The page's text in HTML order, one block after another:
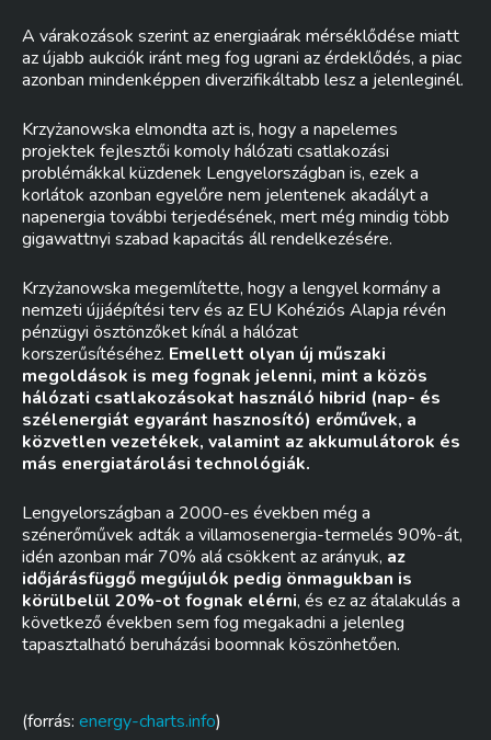
A várakozások szerint az energiaárak mérséklődése miatt
az újabb aukciók iránt meg fog ugrani az érdeklődés, a piac
azonban mindenképpen diverzifikáltabb lesz a jelenleginél.
Krzyżanowska elmondta azt is, hogy a napelemes
projektek fejlesztői komoly hálózati csatlakozási
problémákkal küzdenek Lengyelországban is, ezek a
korlátok azonban egyelőre nem jelentenek akadályt a
napenergia további terjedésének, mert még mindig több
gigawattnyi szabad kapacitás áll rendelkezésére.
Krzyżanowska megemlítette, hogy a lengyel kormány a
nemzeti újjáépítési terv és az EU Kohéziós Alapja révén
pénzügyi ösztönzőket kínál a hálózat
korszerűsítéséhez. Emellett olyan új műszaki
megoldások is meg fognak jelenni, mint a közös
hálózati csatlakozásokat használó hibrid (nap- és
szélenergiát egyaránt hasznosító) erőművek, a
közvetlen vezetékek, valamint az akkumulátorok és
más energiatárolási technológiák.
Lengyelországban a 2000-es években még a
szénerőművek adták a villamosenergia-termelés 90%-át,
idén azonban már 70% alá csökkent az arányuk, az
időjárásfüggő megújulók pedig önmagukban is
körülbelül 20%-ot fognak elérni, és ez az átalakulás a
következő években sem fog megakadni a jelenleg
tapasztalható beruházási boomnak köszönhetően.
(forrás: energy-charts.info)